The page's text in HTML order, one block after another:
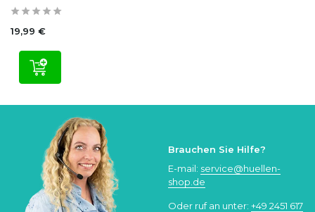
19,99 €
Brauchen Sie Hilfe?
E-mail: service@huellen-
shop.de
Oder ruf an unter: +49 2451 617